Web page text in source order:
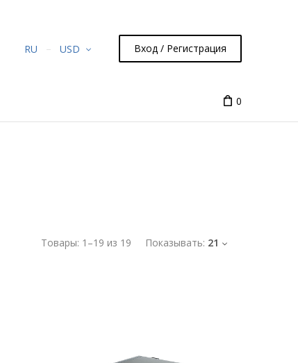
RU USD Вход / Регистрация
0
Товары: 1 –19 из 19 Показывать: 21